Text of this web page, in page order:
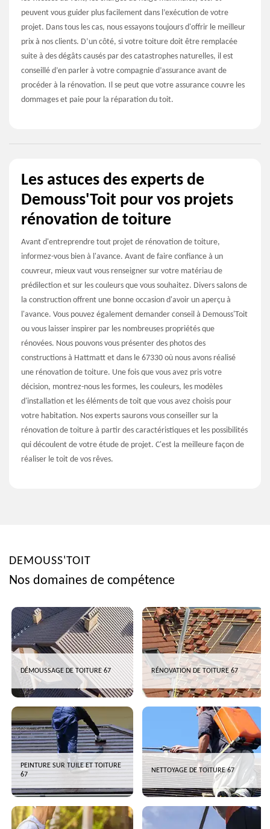
peuvent vous guider plus facilement dans l’exécution de votre
projet. Dans tous les cas, nous essayons toujours d'offrir le meilleur
prix à nos clients. D’un côté, si votre toiture doit être remplacée
suite à des dégâts causés par des catastrophes naturelles, il est
conseillé d’en parler à votre compagnie d’assurance avant de
procéder à la rénovation. Il se peut que votre assurance couvre les
dommages et paie pour la réparation du toit.
Les astuces des experts de
Demouss'Toit pour vos projets
rénovation de toiture
Avant d'entreprendre tout projet de rénovation de toiture,
informez-vous bien à l'avance. Avant de faire confiance à un
couvreur, mieux vaut vous renseigner sur votre matériau de
prédilection et sur les couleurs que vous souhaitez. Divers salons de
la construction offrent une bonne occasion d'avoir un aperçu à
l'avance. Vous pouvez également demander conseil à Demouss'Toit
ou vous laisser inspirer par les nombreuses propriétés que
rénovées. Nous pouvons vous présenter des photos des
constructions à Hattmatt et dans le 67330 où nous avons réalisé
une rénovation de toiture. Une fois que vous avez pris votre
décision, montrez-nous les formes, les couleurs, les modèles
d'installation et les éléments de toit que vous avez choisis pour
votre habitation. Nos experts saurons vous conseiller sur la
rénovation de toiture à partir des caractéristiques et les possibilités
qui découlent de votre étude de projet. C'est la meilleure façon de
réaliser le toit de vos rêves.
DEMOUSS'TOIT
Nos domaines de compétence
DÉMOUSSAGE DE TOITURE 67 RÉNOVATION DE TOITURE 67
PEINTURE SUR TUILE ET TOITURE
67
NETTOYAGE DE TOITURE 67